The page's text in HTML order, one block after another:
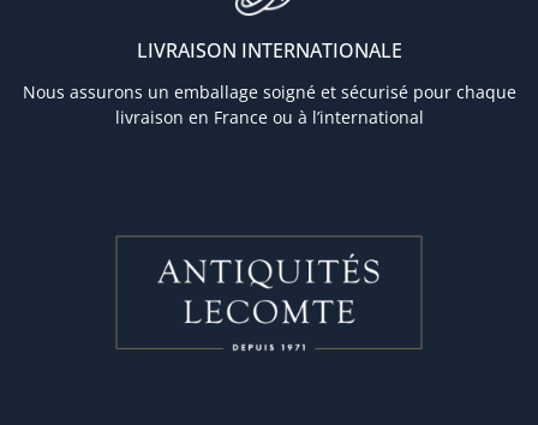
LIVRAISON INTERNATIONALE
Nous assurons un emballage soigné et sécurisé pour chaque
livraison en France ou à l’international